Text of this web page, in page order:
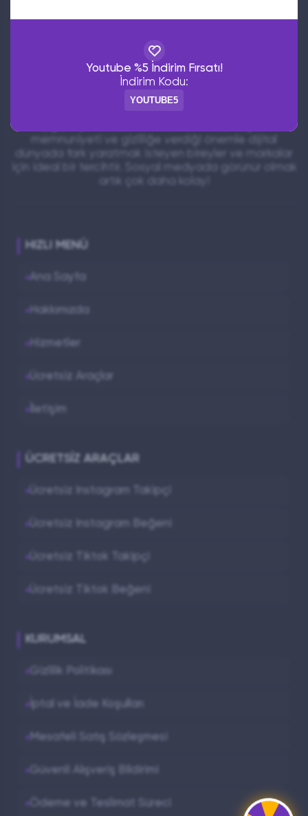
Youtube %5 İndirim Fırsatı!
İndirim Kodu:
YOUTUBE5
Ucuzsabizde, sosyal medya platformlarında
etkileşiminizi artırmanıza yardımcı olan güvenilir ve
ekonomik bir dijital hizmet sağlayıcısıdır. Instagram,
TikTok, X (Twitter), YouTube ve daha birçok platform
HIZLI MENÜ
Ana Sayfa
Hizmetler
Ücretsiz Araçlar
İletişim
ÜCRETSIZ ARAÇLAR
Ücretsiz Instagram Takipçi
Ücretsiz Instagram Beğeni
Ücretsiz Tiktok Takipçi
Ücretsiz Tiktok Beğeni
KURUMSAL
Gizlilik Politikası
İptal ve İade Koşulları
Mesafeli Satış Sözleşmesi
Güvenli Alışveriş Bildirimi
Ödeme ve Teslimat Süreci